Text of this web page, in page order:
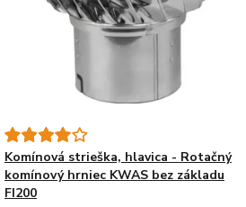
Komínová strieška, hlavica - Rotačný
komínový hrniec KWAS bez základu
FI200